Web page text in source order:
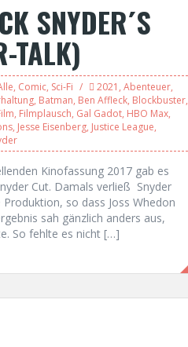
SNYDER´S
TALK)
, Comic, Sci-Fi 2021 , Abenteuer,
, Batman, Ben Affleck, Blockbuster,
, Filmplausch, Gal Gadot, HBO Max,
, Jesse Eisenberg, Justice League,
Kinofassung 2017 gab es
Cut. Damals verließ Snyder
so dass Joss Whedon
sah gänzlich anders aus,
So fehlte es nicht […]